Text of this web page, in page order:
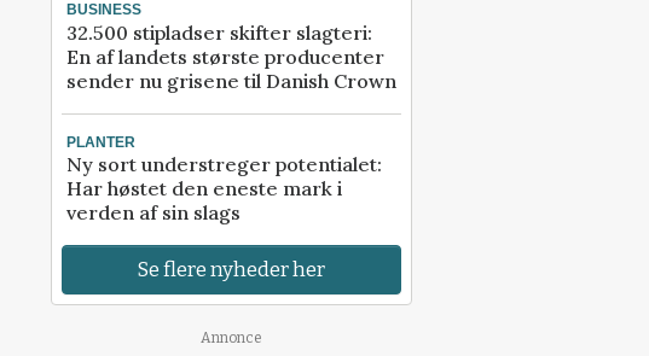
BUSINESS
32.500 stipladser skifter slagteri:
En af landets største producenter
sender nu grisene til Danish Crown
PLANTER
Ny sort understreger potentialet:
Har høstet den eneste mark i
verden af sin slags
Se flere nyheder her
Annonce